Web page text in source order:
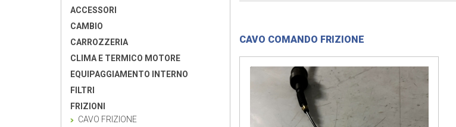
CAVO COMANDO FRIZIONE
ACCESSORI
CAMBIO
CARROZZERIA
CLIMA E TERMICO MOTORE
EQUIPAGGIAMENTO INTERNO
FILTRI
FRIZIONI
CAVO FRIZIONE